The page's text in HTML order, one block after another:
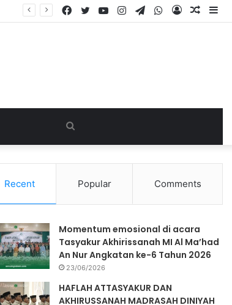
Recent Popular Comments
Momentum emosional di acara
Tasyakur Akhirissanah MI Al Ma’had
An Nur Angkatan ke-6 Tahun 2026
23/06/2026
HAFLAH ATTASYAKUR DAN
AKHIRUSSANAH MADRASAH DINIYAH